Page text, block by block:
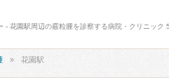
- 花園駅周辺の霰粒腫を診察する病院・クリニック
花園駅